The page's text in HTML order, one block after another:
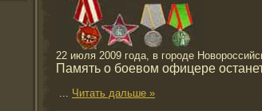
22 июля 2009 года, в городе
Память о боевом офицере
Читать дальше »